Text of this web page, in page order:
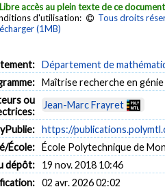
Libre accès au plein texte de ce document
d'utilisation:
Tous droits
(1MB)
Département de
Maîtrise recherche en
ou
Jean-Marc Frayret
https://
École: École Polytechnique de
dépôt:
19 nov. 2018 10:46
02 avr. 2026 02:02